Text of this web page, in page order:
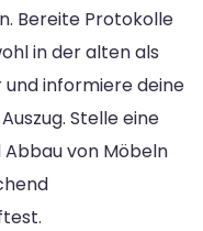
Bereite Protokolle
in der alten als
und informiere deine
Stelle eine
von Möbeln